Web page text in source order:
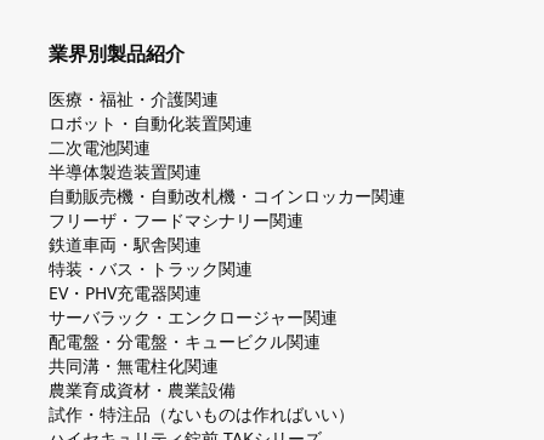
業界別製品紹介
医療・福祉・介護関連
ロボット・自動化装置関連
二次電池関連
半導体製造装置関連
自動販売機・自動改札機・コインロッカー関連
フリーザ・フードマシナリー関連
鉄道車両・駅舎関連
特装・バス・トラック関連
EV・PHV充電器関連
サーバラック・エンクロージャー関連
配電盤・分電盤・キュービクル関連
共同溝・無電柱化関連
農業育成資材・農業設備
試作・特注品（ないものは作ればいい）